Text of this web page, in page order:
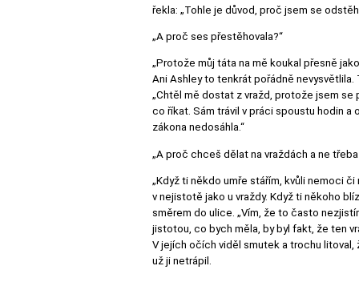
řekla: „Tohle je důvod, proč jsem se
„A proč ses přestěhovala?“
„Protože můj táta na mě koukal přesně
Ani Ashley to tenkrát pořádně nevysvětlila.
„Chtěl mě dostat z vražd, protože jsem se
co říkat. Sám trávil v práci spoustu hodin a
zákona nedosáhla.“
„A proč chceš dělat na vraždách a ne
„Když ti někdo umře stářím, kvůli nemoci
v nejistotě jako u vraždy. Když ti někoho
směrem do ulice. „Vím, že to často
jistotou, co bych měla, by byl fakt, že ten
V jejích očích viděl smutek a trochu
už ji netrápil.